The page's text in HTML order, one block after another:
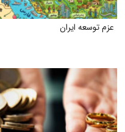
عزم توسعه ایران